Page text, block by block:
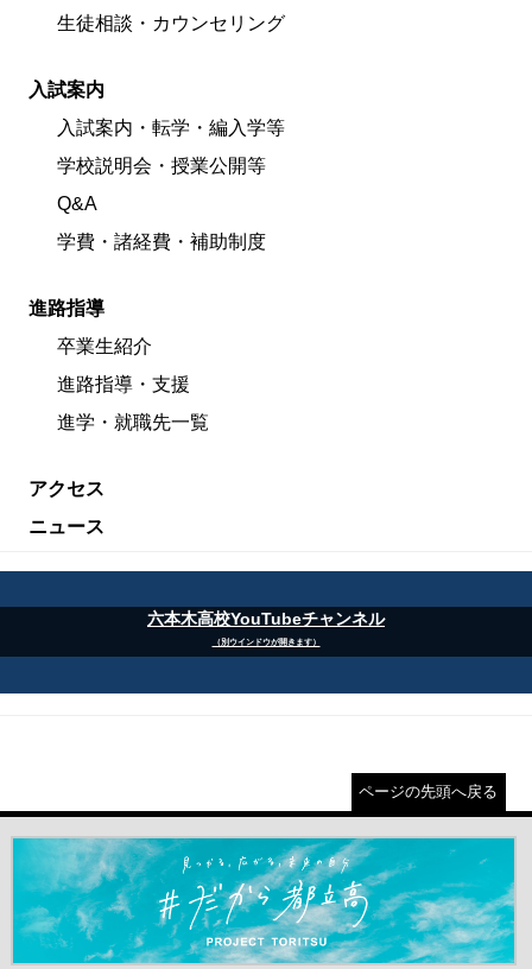
生徒相談・カウンセリング
入試案内
入試案内・転学・編入学等
学校説明会・授業公開等
Q&A
学費・諸経費・補助制度
進路指導
卒業生紹介
進路指導・支援
進学・就職先一覧
アクセス
ニュース
六本木高校YouTubeチャンネル
（別ウインドウが開きます）
ページの先頭へ戻る
＃だから都立高（別ウインドウが開きます）